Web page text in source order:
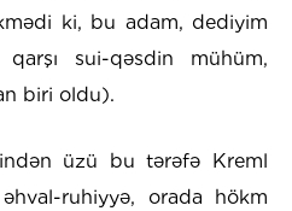
ki, bu adam, dediyim
sui-qəsdin mühüm,
biri oldu).
üzü bu tərəfə Kreml
ruhiyyə, orada hökm